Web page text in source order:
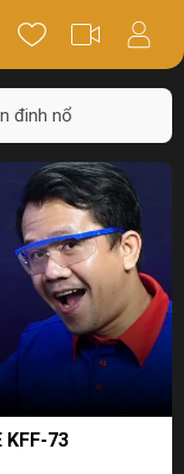
đinh nổ
KFF-73